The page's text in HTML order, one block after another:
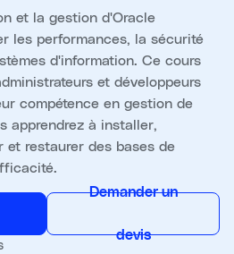
et la gestion d'Oracle
les performances, la sécurité
d'information. Ce cours
et développeurs
compétence en gestion de
apprendrez à installer,
et restaurer des bases de
Demander un
devis